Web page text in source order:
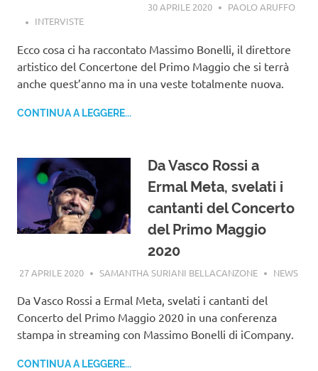
30 APRILE 2020
PAOLO ARUFFO
INTERVISTE
Ecco cosa ci ha raccontato Massimo Bonelli, il direttore
artistico del Concertone del Primo Maggio che si terrà
anche quest’anno ma in una veste totalmente nuova.
CONTINUA A LEGGERE...
Da Vasco Rossi a
Ermal Meta, svelati i
cantanti del Concerto
del Primo Maggio
2020
27 APRILE 2020 SAMANTHA SURIANI BELLACANZONE NEWS
Da Vasco Rossi a Ermal Meta, svelati i cantanti del
Concerto del Primo Maggio 2020 in una conferenza
stampa in streaming con Massimo Bonelli di iCompany.
CONTINUA A LEGGERE...